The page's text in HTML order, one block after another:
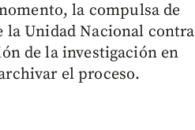
la compulsa de
la Unidad Nacional contra
de la investigación en
el proceso.